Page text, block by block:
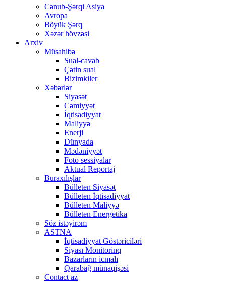
Cənub-Şərqi Asiya
Avropa
Böyük Şərq
Xəzər hövzəsi
Arxiv
Müsahibə
Sual-cavab
Çətin sual
Bizimkiler
Xəbərlər
Siyasət
Cəmiyyət
İqtisadiyyat
Maliyyə
Enerji
Dünyada
Mədəniyyət
Foto sessiyalar
Aktual Reportaj
Buraxılışlar
Bülleten Siyasət
Bülleten İqtisadiyyat
Bülleten Maliyyə
Bülleten Energetika
Söz istəyirəm
ASTNA
İqtisadiyyat Göstəriciləri
Siyası Monitorinq
Bazarların icmalı
Qarabağ münaqişəsi
Contact az